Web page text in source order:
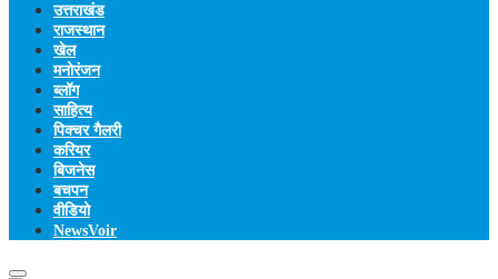
उत्तराखंड
राजस्थान
खेल
मनोरंजन
ब्लॉग
साहित्य
पिक्चर गैलरी
करियर
बिजनेस
बचपन
वीडियो
NewsVoir